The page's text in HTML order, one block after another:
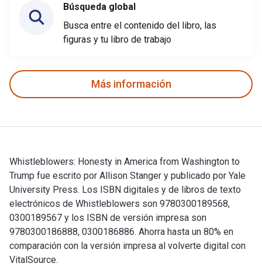
Búsqueda global
Busca entre el contenido del libro, las
figuras y tu libro de trabajo
Más información
Whistleblowers: Honesty in America from Washington to
Trump fue escrito por Allison Stanger y publicado por Yale
University Press. Los ISBN digitales y de libros de texto
electrónicos de Whistleblowers son 9780300189568,
0300189567 y los ISBN de versión impresa son
9780300186888, 0300186886. Ahorra hasta un 80% en
comparación con la versión impresa al volverte digital con
VitalSource.